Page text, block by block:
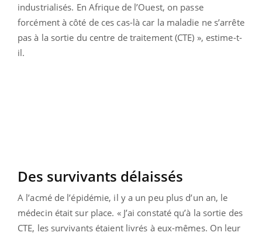
industrialisés. En Afrique de l’Ouest, on passe
forcément à côté de ces cas-là car la maladie ne s’arrête
pas à la sortie du centre de traitement (CTE) », estime-t-
il.
Des survivants délaissés
A l’acmé de l’épidémie, il y a un peu plus d’un an, le
médecin était sur place. « J’ai constaté qu’à la sortie des
CTE, les survivants étaient livrés à eux-mêmes. On leur